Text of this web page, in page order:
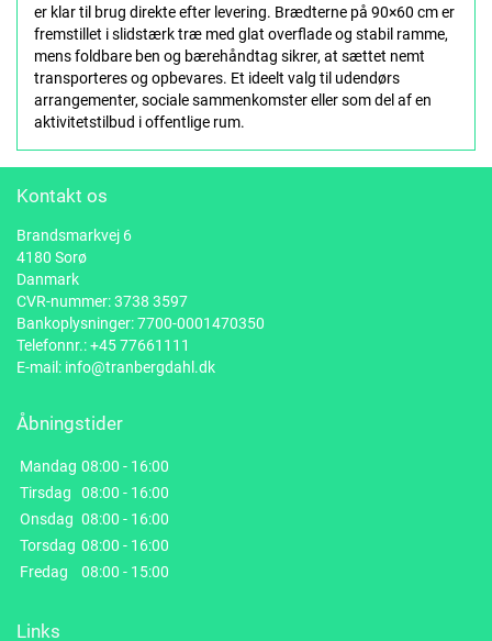
er klar til brug direkte efter levering. Brædterne på 90×60 cm er
fremstillet i slidstærk træ med glat overflade og stabil ramme,
mens foldbare ben og bærehåndtag sikrer, at sættet nemt
transporteres og opbevares. Et ideelt valg til udendørs
arrangementer, sociale sammenkomster eller som del af en
aktivitetstilbud i offentlige rum.
Kontakt os
Brandsmarkvej 6
4180 Sorø
Danmark
CVR-nummer: 3738 3597
Bankoplysninger: 7700-0001470350
Telefonnr.:+45 77661111
E-mail: info@tranbergdahl.dk
Åbningstider
Mandag 08:00 - 16:00
Tirsdag
08:00 - 16:00
Onsdag 08:00 - 16:00
Torsdag 08:00 - 16:00
Fredag
08:00 - 15:00
Links